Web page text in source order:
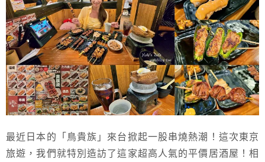
最近日本的「鳥貴族」來台掀起一股串燒熱潮！這次東京
旅遊，我們就特別造訪了這家超高人氣的平價居酒屋！相